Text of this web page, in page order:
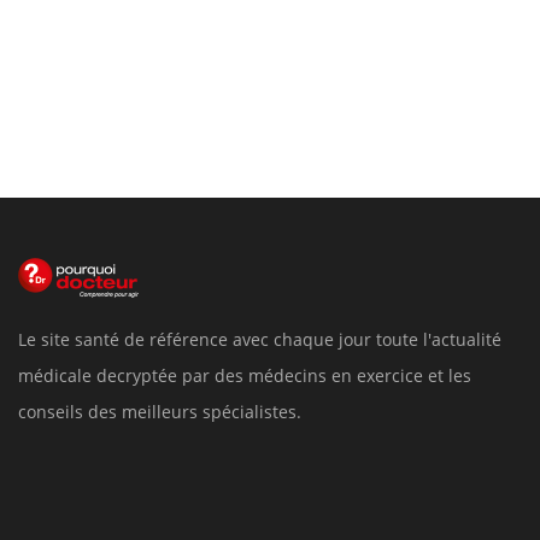
Le site santé de référence avec chaque jour toute l'actualité
médicale decryptée par des médecins en exercice et les
conseils des meilleurs spécialistes.